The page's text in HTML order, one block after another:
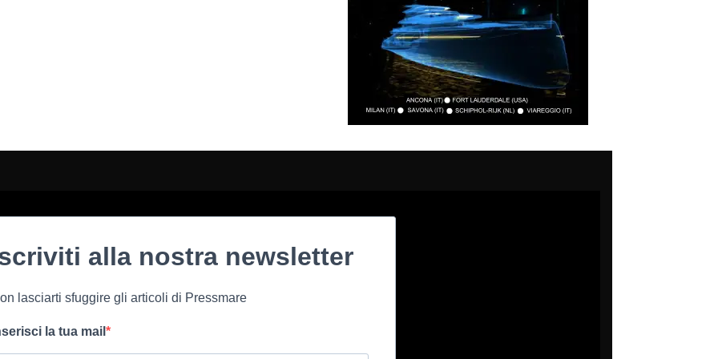
alla nostra newsletter
lasciarti sfuggire gli articoli di Pressmare
la tua mail